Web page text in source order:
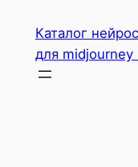
содержимому
Каталог
для midjourney